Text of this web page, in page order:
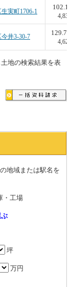
実町1706-1
102.1
4,833
井3-30-7
129.77
4,624
地の検索結果を表
の地域または駅名を
・工場
坪
万円